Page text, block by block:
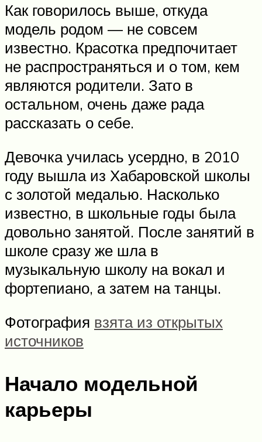
Как говорилось выше, откуда
модель родом — не совсем
известно. Красотка предпочитает
не распространяться и о том, кем
являются родители. Зато в
остальном, очень даже рада
рассказать о себе.
Девочка училась усердно, в 2010
году вышла из Хабаровской школы
с золотой медалью. Насколько
известно, в школьные годы была
довольно занятой. После занятий в
школе сразу же шла в
музыкальную школу на вокал и
фортепиано, а затем на танцы.
Фотография взята из открытых
источников
Начало модельной
карьеры